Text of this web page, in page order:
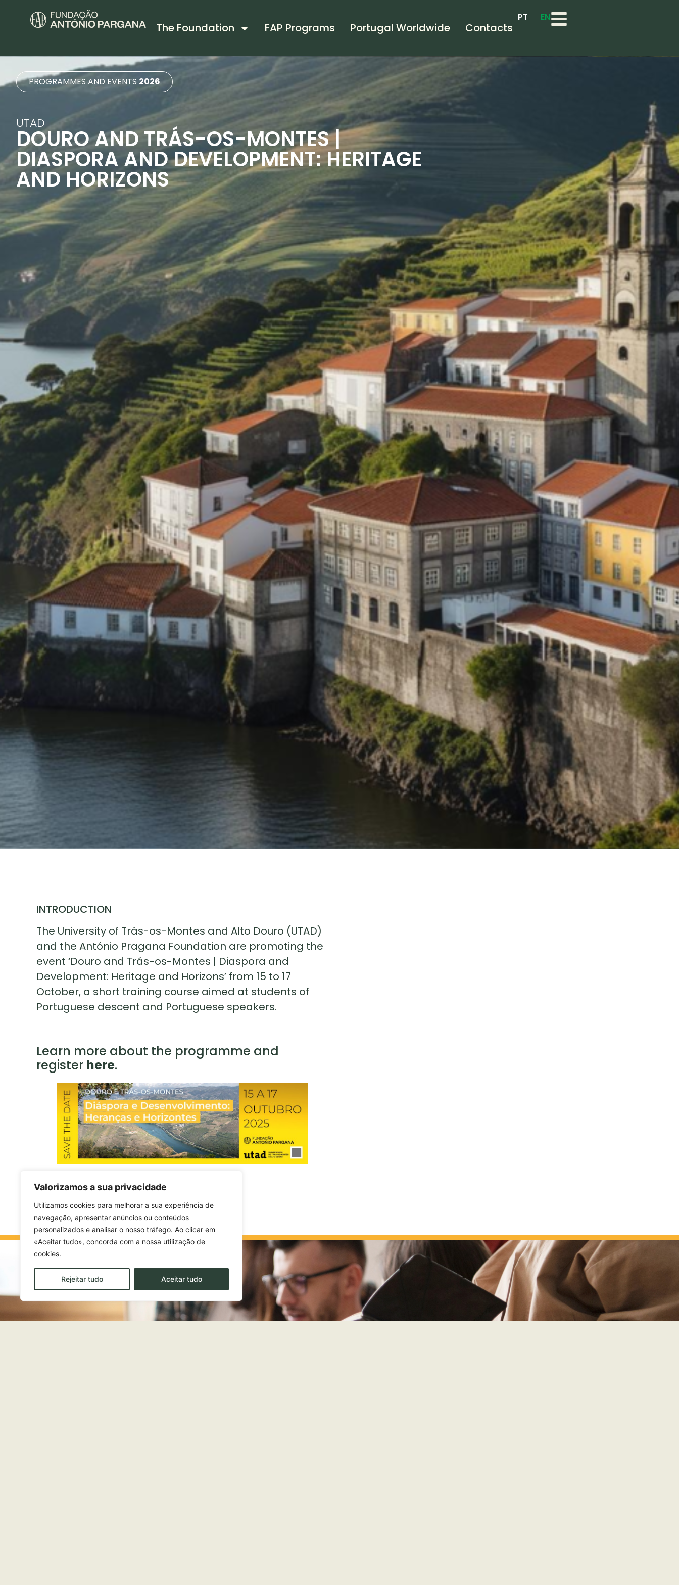
Valorizamos a sua privacidade
Utilizamos cookies para melhorar a sua experiência de
navegação, apresentar anúncios ou conteúdos
personalizados e analisar o nosso tráfego. Ao clicar em
«Aceitar tudo», concorda com a nossa utilização de
cookies.
Rejeitar tudo Aceitar tudo
The Foundation FAP Programs Portugal Worldwide Contacts
PT EN
PROGRAMMES AND EVENTS 2026
UTAD
DOURO AND TRÁS-OS-MONTES |
DIASPORA AND DEVELOPMENT: HERITAGE
AND HORIZONS
INTRODUCTION
The University of Trás-os-Montes and Alto Douro (UTAD)
and the António Pragana Foundation are promoting the
event ‘Douro and Trás-os-Montes | Diaspora and
Development: Heritage and Horizons’ from 15 to 17
October, a short training course aimed at students of
Portuguese descent and Portuguese speakers.
Learn more about the programme and
register here.